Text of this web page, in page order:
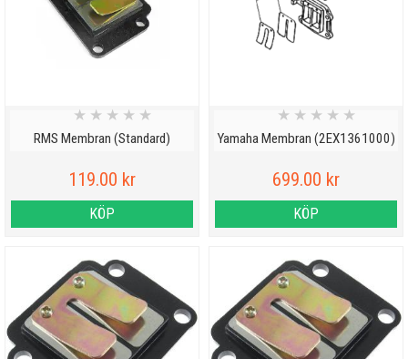
RMS Membran (Standard)
★ ★ ★ ★ ★
119.00 kr
KÖP
Yamaha Membran (2EX1361000)
★ ★ ★ ★ ★
699.00 kr
KÖP